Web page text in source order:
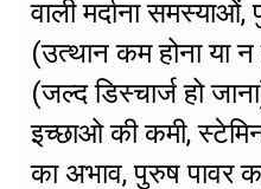
वाली मर्दाना
(उत्थान कम होना या
(जल्द डिस्चार्ज हो
इच्छाओ की कमी,
का अभाव, पुरुष पावर